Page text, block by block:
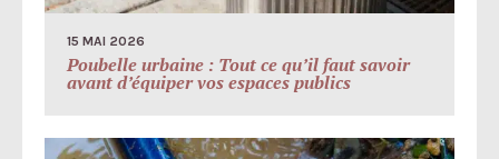
15 MAI 2026
Poubelle urbaine : Tout ce qu’il faut savoir
avant d’équiper vos espaces publics